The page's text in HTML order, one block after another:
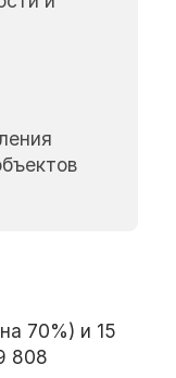
70%) и 15
808